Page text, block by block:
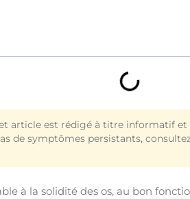
article est rédigé à titre informatif et
de symptômes persistants,
à la solidité des os, au bon